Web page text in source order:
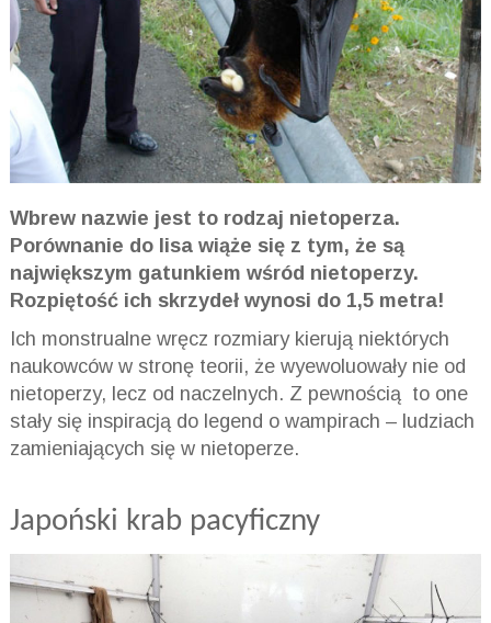
Wbrew nazwie jest to rodzaj nietoperza.
Porównanie do lisa wiąże się z tym, że są
największym gatunkiem wśród nietoperzy.
Rozpiętość ich skrzydeł wynosi do 1,5 metra!
Ich monstrualne wręcz rozmiary kierują niektórych
naukowców w stronę teorii, że wyewoluowały nie od
nietoperzy, lecz od naczelnych. Z pewnością to one
stały się inspiracją do legend o wampirach – ludziach
zamieniających się w nietoperze.
Japoński krab pacyficzny